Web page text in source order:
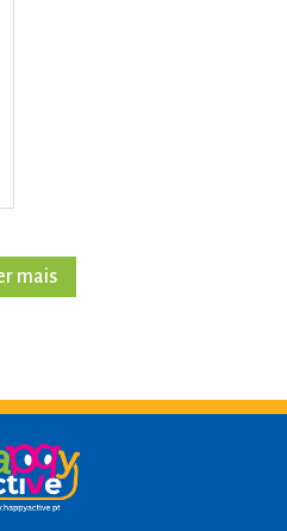
mais